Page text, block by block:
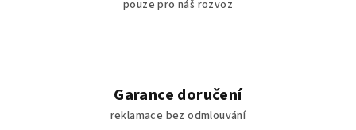
pouze pro náš rozvoz
Garance doručení
reklamace bez odmlouvání